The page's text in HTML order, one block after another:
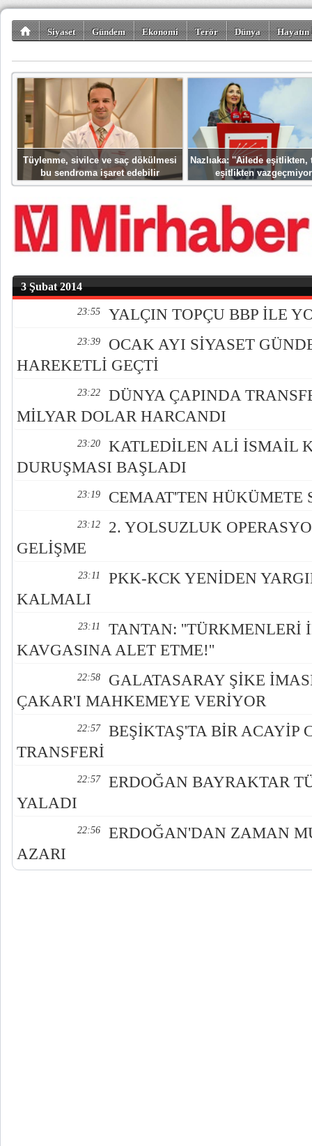
Siyaset Gündem Ekonomi Terör Dünya
Tüylenme, sivilce ve saç dökülmesi
bu sendroma işaret edebilir
Nazlıaka: ''Ailede eşitlikten,
eşitlikten
3 Şubat 2014
23:55 YALÇIN TOPÇU BBP İLE
23:39
OCAK AYI SİYASET
HAREKETLİ GEÇTİ
23:22
DÜNYA ÇAPINDA
MİLYAR DOLAR HARCANDI
23:20
KATLEDİLEN ALİ İSMAİL
DURUŞMASI BAŞLADI
23:19 CEMAAT'TEN HÜKÜMETE
23:12
2. YOLSUZLUK
GELİŞME
23:11
PKK-KCK YENİDEN
KALMALI
23:11
TANTAN: ''TÜRKMENLERİ
KAVGASINA ALET ETME!''
22:58
GALATASARAY ŞİKE
ÇAKAR'I MAHKEMEYE VERİYOR
22:57
BEŞİKTAŞ'TA BİR ACAYİP
TRANSFERİ
22:57
ERDOĞAN BAYRAKTAR
YALADI
22:56
ERDOĞAN'DAN ZAMAN
AZARI